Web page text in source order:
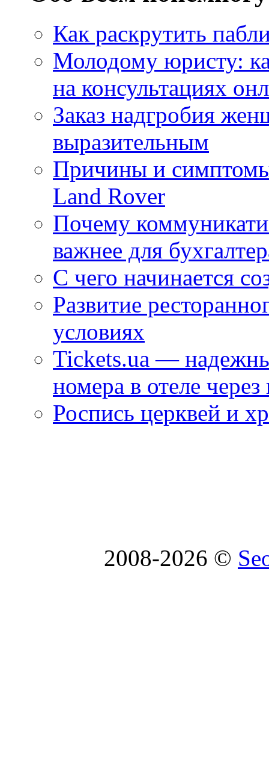
Как раскрутить
Молодому юристу:
на консультациях
Заказ надгробия
выразительным
Причины и
Land Rover
Почему
важнее для
С чего начинается
Развитие
условиях
Tickets.ua —
номера в отеле через
Роспись церквей и
2008-2026 ©